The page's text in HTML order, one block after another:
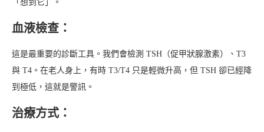
「想到它」。
血液檢查：
這是最重要的診斷工具。我們會檢測 TSH（促甲狀腺激素）、T3
與 T4。在老人身上，有時 T3/T4 只是輕微升高，但 TSH 卻已經降
到極低，這就是警訊。
治療方式：